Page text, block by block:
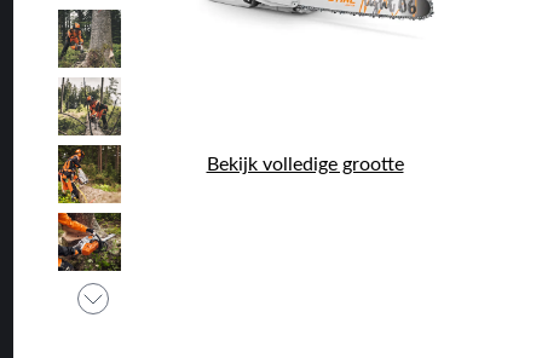
Bekijk volledige grootte